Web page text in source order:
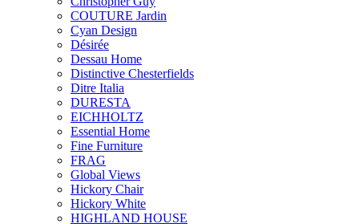
COUTURE Jardin
Cyan Design
Désirée
Dessau Home
Distinctive Chesterfields
Ditre Italia
DURESTA
EICHHOLTZ
Essential Home
Fine Furniture
FRAG
Global Views
Hickory Chair
Hickory White
HIGHLAND HOUSE